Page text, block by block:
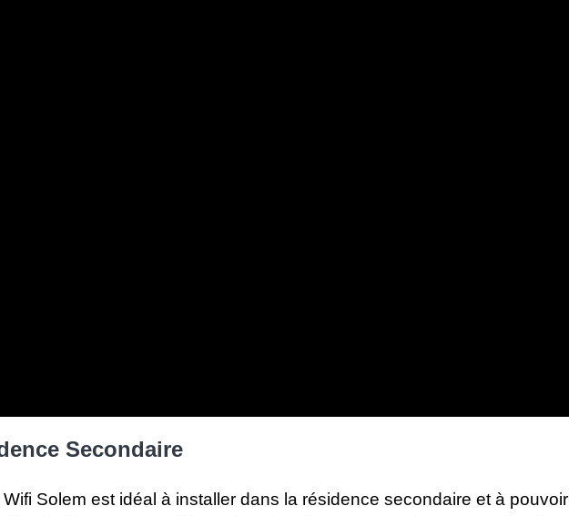
Secondaire
Solem est idéal à installer dans la résidence secondaire et à